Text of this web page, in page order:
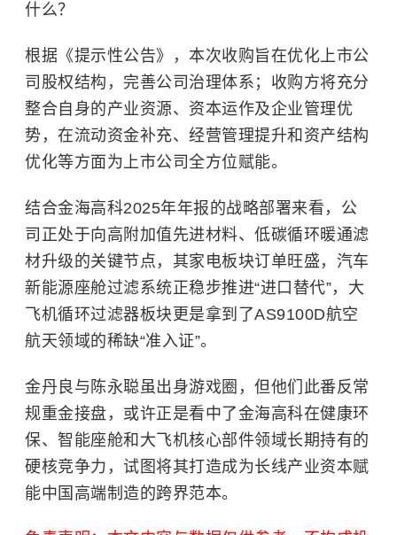
什么？
根据《提示性公告》，本次收购旨在优化上市公
司股权结构，完善公司治理体系；收购方将充分
整合自身的产业资源、资本运作及企业管理优
势，在流动资金补充、经营管理提升和资产结构
优化等方面为上市公司全方位赋能。
结合金海高科2025年年报的战略部署来看，公
司正处于向高附加值先进材料、低碳循环暖通滤
材升级的关键节点，其家电板块订单旺盛，汽车
新能源座舱过滤系统正稳步推进“进口替代”，大
飞机循环过滤器板块更是拿到了AS9100D航空
航天领域的稀缺“准入证”。
金丹良与陈永聪虽出身游戏圈，但他们此番反常
规重金接盘，或许正是看中了金海高科在健康环
保、智能座舱和大飞机核心部件领域长期持有的
硬核竞争力，试图将其打造成为长线产业资本赋
能中国高端制造的跨界范本。